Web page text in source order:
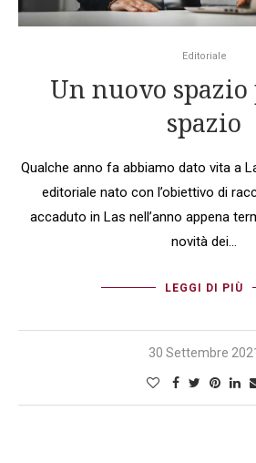
Editoriale
Un nuovo
spazio
Qualche anno fa abbiamo dato vita a
editoriale nato con l’obiettivo di
accaduto in Las nell’anno appena
novità dei…
LEGGI DI PIÙ
30 Settembre 2021